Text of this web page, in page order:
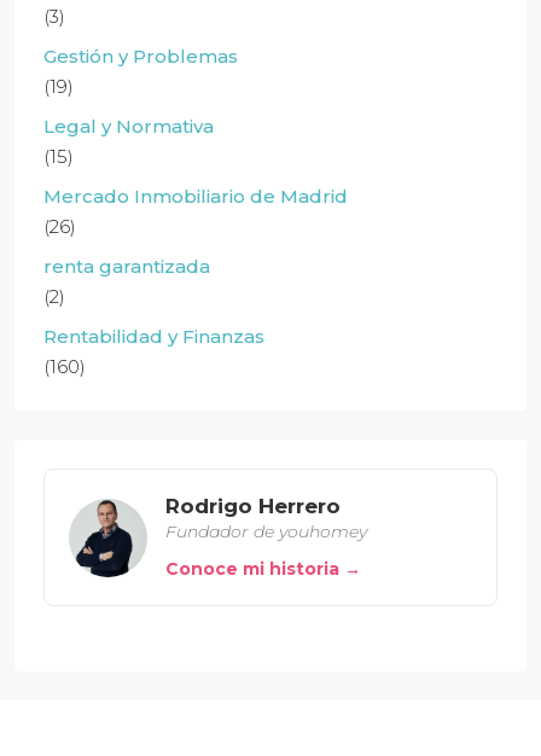
(3)
Gestión y Problemas
(19)
Legal y Normativa
(15)
Mercado Inmobiliario de Madrid
(26)
renta garantizada
(2)
Rentabilidad y Finanzas
(160)
Rodrigo Herrero
Fundador de youhomey
Conoce mi historia →